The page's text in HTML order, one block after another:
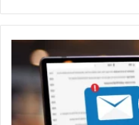
Maillerden
Yeni
Şirketler